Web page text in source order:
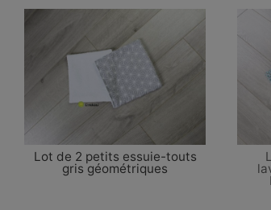
Lot de 2 petits essuie-touts
gris géométriques